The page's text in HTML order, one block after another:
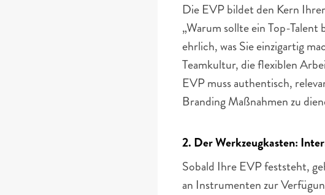
Die EVP bildet den Kern
„Warum sollte ein Top-
ehrlich, was Sie einzigartig
Teamkultur, die flexiblen
EVP muss authentisch,
Branding Maßnahmen zu
2. Der Werkzeugkasten:
Sobald Ihre EVP feststeht,
an Instrumenten zur